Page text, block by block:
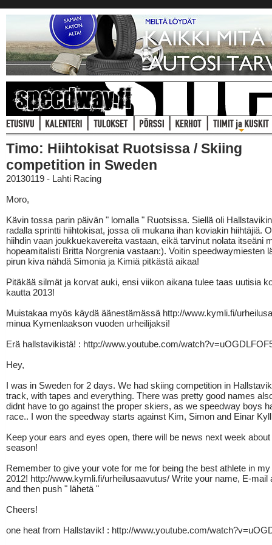
Timo: Hiihtokisat Ruotsissa / Skiing
competition in Sweden
20130119 - Lahti Racing
Moro,
Kävin tossa parin päivän " lomalla " Ruotsissa. Siellä oli
radalla sprintti hiihtokisat, jossa oli mukana ihan koviakin hiihtäjiä.
hiihdin vaan joukkuekavereita vastaan, eikä tarvinut nolata itseäni
hopeamitalisti Britta Norgrenia vastaan:). Voitin speedwaymiesten
pirun kiva nähdä Simonia ja Kimiä pitkästä aikaa!
Pitäkää silmät ja korvat auki, ensi viikon aikana tulee taas uutisia
kautta 2013!
Muistakaa myös käydä äänestämässä http://www.kymli.fi/
minua Kymenlaakson vuoden urheilijaksi!
Erä hallstavikistä! : http://www.youtube.com/
Hey,
I was in Sweden for 2 days. We had skiing competition in
track, with tapes and everything. There was pretty good names
didnt have to go against the proper skiers, as we speedway boys
race.. I won the speedway starts against Kim, Simon and Einar
Keep your ears and eyes open, there will be news next week
season!
Remember to give your vote for me for being the best athlete in
2012! http://www.kymli.fi/urheilusaavutus/ Write your name, E-mail
and then push " lähetä "
Cheers!
one heat from Hallstavik! : http://www.youtube.com/